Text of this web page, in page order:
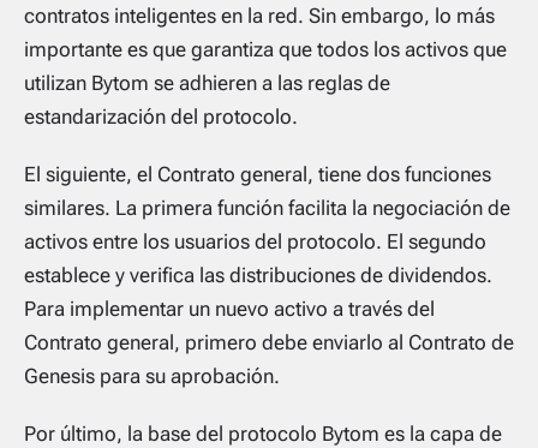
contratos inteligentes en la red. Sin embargo, lo más
importante es que garantiza que todos los activos que
utilizan Bytom se adhieren a las reglas de
estandarización del protocolo.
El siguiente, el Contrato general, tiene dos funciones
similares. La primera función facilita la negociación de
activos entre los usuarios del protocolo. El segundo
establece y verifica las distribuciones de dividendos.
Para implementar un nuevo activo a través del
Contrato general, primero debe enviarlo al Contrato de
Genesis para su aprobación.
Por último, la base del protocolo Bytom es la capa de